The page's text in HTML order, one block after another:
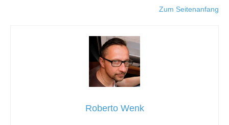
Zum Seitenanfang
Roberto Wenk